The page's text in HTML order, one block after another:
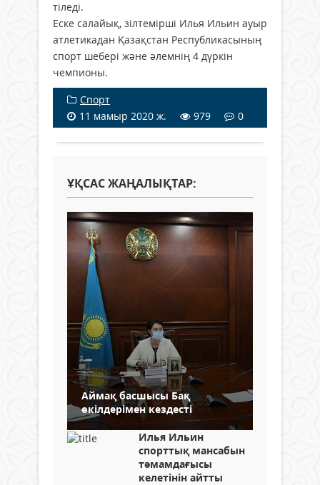
тіледі.
Еске салайық, зілтемірші Илья Ильин ауыр
атлетикадан Қазақстан Республикасының
спорт шебері және әлемнің 4 дүркін
чемпионы.
Спорт
11 мамыр 2020 ж.
979 0
ҰҚСАС ЖАҢАЛЫҚТАР:
Аймақ басшысы Бақ
өкілдерімен кездесті
Илья Ильин
спорттық мансабын
тәмамдағысы
келетінін айтты